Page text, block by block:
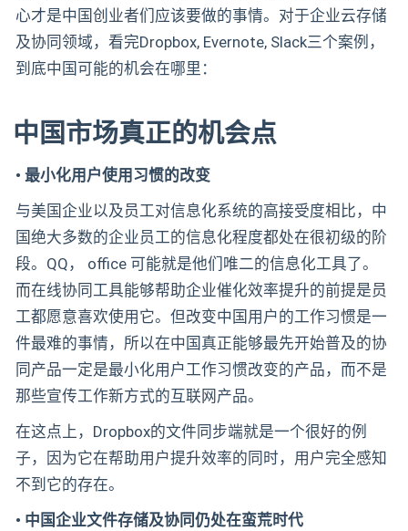
心才是中国创业者们应该要做的事情。对于企业云存储
及协同领域，看完Dropbox, Evernote, Slack三个案例，
到底中国可能的机会在哪里：
中国市场真正的机会点
• 最小化用户使用习惯的改变
与美国企业以及员工对信息化系统的高接受度相比，中
国绝大多数的企业员工的信息化程度都处在很初级的阶
段。QQ， office 可能就是他们唯二的信息化工具了。
而在线协同工具能够帮助企业催化效率提升的前提是员
工都愿意喜欢使用它。但改变中国用户的工作习惯是一
件最难的事情，所以在中国真正能够最先开始普及的协
同产品一定是最小化用户工作习惯改变的产品，而不是
那些宣传工作新方式的互联网产品。
在这点上，Dropbox的文件同步端就是一个很好的例
子，因为它在帮助用户提升效率的同时，用户完全感知
不到它的存在。
• 中国企业文件存储及协同仍处在蛮荒时代